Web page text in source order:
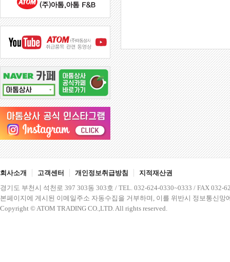
회사소개 고객센터 개인정보취급방침
지적재산권
경기도 부천시 석천로 397 303동 303호 / TEL. 032-624-0330~0333 / FAX 032-
본페이지에 게시된 이메일주소 자동수집을 거부하며, 이를 위반시 정보통신망
Copyright © ATOM TRADING CO.,LTD. All rights reserved.